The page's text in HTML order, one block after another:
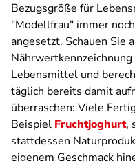
Bezugsgröße für
"Modellfrau" immer
angesetzt. Schauen Sie
Lebensmittel und
täglich bereits damit
überraschen: Viele
Beispiel Fruchtjoghurt,
stattdessen
eigenem Geschmack